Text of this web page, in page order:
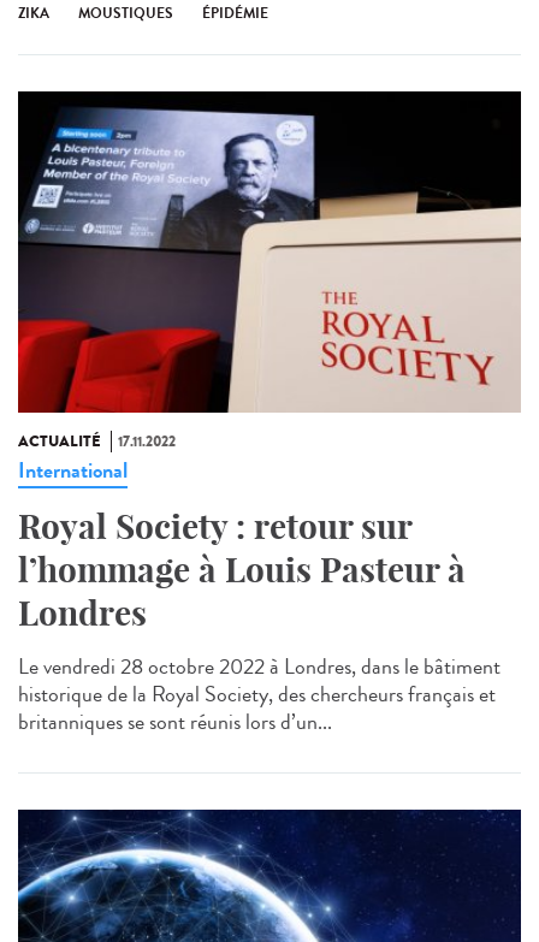
ZIKA MOUSTIQUES ÉPIDÉMIE
ACTUALITÉ 17.11.2022
International
Royal Society : retour sur
l’hommage à Louis Pasteur à
Londres
Le vendredi 28 octobre 2022 à Londres, dans le bâtiment
historique de la Royal Society, des chercheurs français et
britanniques se sont réunis lors d’un...